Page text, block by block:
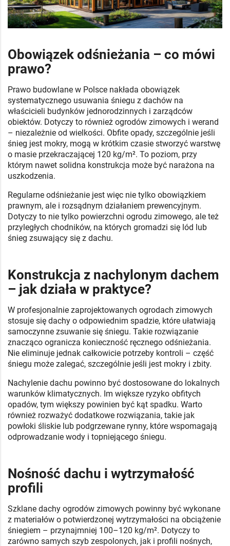
Obowiązek odśnieżania – co mówi
prawo?
Prawo budowlane w Polsce nakłada obowiązek
systematycznego usuwania śniegu z dachów na
właścicieli budynków jednorodzinnych i zarządców
obiektów. Dotyczy to również ogrodów zimowych i werand
– niezależnie od wielkości. Obfite opady, szczególnie jeśli
śnieg jest mokry, mogą w krótkim czasie stworzyć warstwę
o masie przekraczającej 120 kg/m². To poziom, przy
którym nawet solidna konstrukcja może być narażona na
uszkodzenia.
Regularne odśnieżanie jest więc nie tylko obowiązkiem
prawnym, ale i rozsądnym działaniem prewencyjnym.
Dotyczy to nie tylko powierzchni ogrodu zimowego, ale też
przyległych chodników, na których gromadzi się lód lub
śnieg zsuwający się z dachu.
Konstrukcja z nachylonym dachem
– jak działa w praktyce?
W profesjonalnie zaprojektowanych ogrodach zimowych
stosuje się dachy o odpowiednim spadzie, które ułatwiają
samoczynne zsuwanie się śniegu. Takie rozwiązanie
znacząco ogranicza konieczność ręcznego odśnieżania.
Nie eliminuje jednak całkowicie potrzeby kontroli – część
śniegu może zalegać, szczególnie jeśli jest mokry i zbity.
Nachylenie dachu powinno być dostosowane do lokalnych
warunków klimatycznych. Im większe ryzyko obfitych
opadów, tym większy powinien być kąt spadku. Warto
również rozważyć dodatkowe rozwiązania, takie jak
powłoki śliskie lub podgrzewane rynny, które wspomagają
odprowadzanie wody i topniejącego śniegu.
Nośność dachu i wytrzymałość
profili
Szklane dachy ogrodów zimowych powinny być wykonane
z materiałów o potwierdzonej wytrzymałości na obciążenie
śniegiem – przynajmniej 100–120 kg/m². Dotyczy to
zarówno samych szyb zespolonych, jak i profili nośnych,